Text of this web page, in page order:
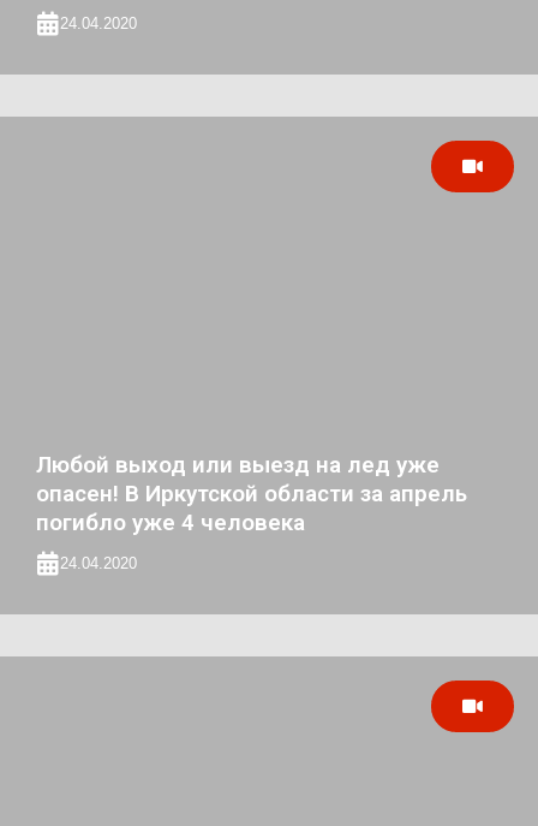
24.04.2020
Любой выход или выезд на лед уже
опасен! В Иркутской области за апрель
погибло уже 4 человека
24.04.2020